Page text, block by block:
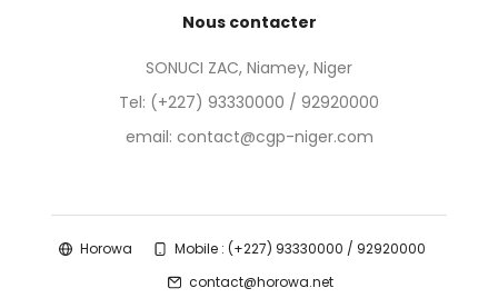
Nous contacter
SONUCI ZAC, Niamey, Niger
Tel: (+227) 93330000 / 92920000
email: contact@cgp-niger.com
Horowa
Mobile : (+227) 93330000 / 92920000
contact@horowa.net